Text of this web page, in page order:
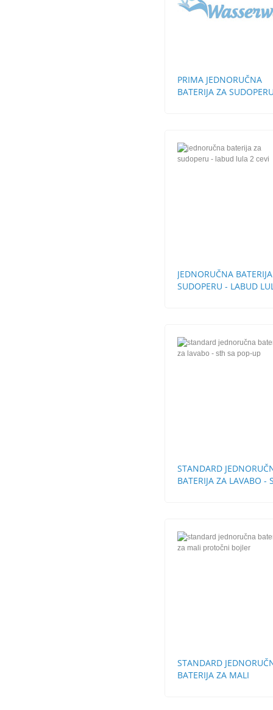
PRIMA JEDNORUČNA
BATERIJA ZA
JEDNORUČNA
SUDOPERU - LABUD
STANDARD
BATERIJA ZA LAVABO -
STANDARD
BATERIJA ZA MALI